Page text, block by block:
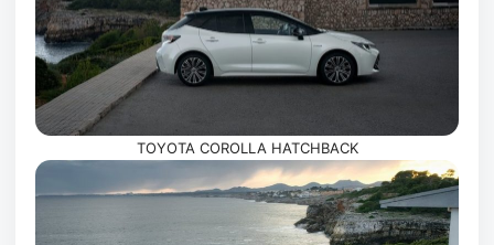
TOYOTA COROLLA HATCHBACK